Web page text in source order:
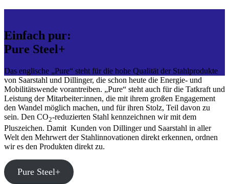
Einfach pur:
Pure Steel+
Das englische „Pure“ steht für die hohe Qualität der Stahlprodukte
von Saarstahl und Dillinger, die schon heute die Energie- und
Mobilitätswende vorantreiben. „Pure“ steht auch für die Tatkraft und
Leistung der Mitarbeiter:innen, die mit ihrem großen Engagement
den Wandel möglich machen, und für ihren Stolz, Teil davon zu
sein. Den CO2-reduzierten Stahl kennzeichnen wir mit dem
Pluszeichen. Damit Kunden von Dillinger und Saarstahl in aller
Welt den Mehrwert der Stahlinnovationen direkt erkennen, ordnen
wir es den Produkten direkt zu.
Pure Steel+